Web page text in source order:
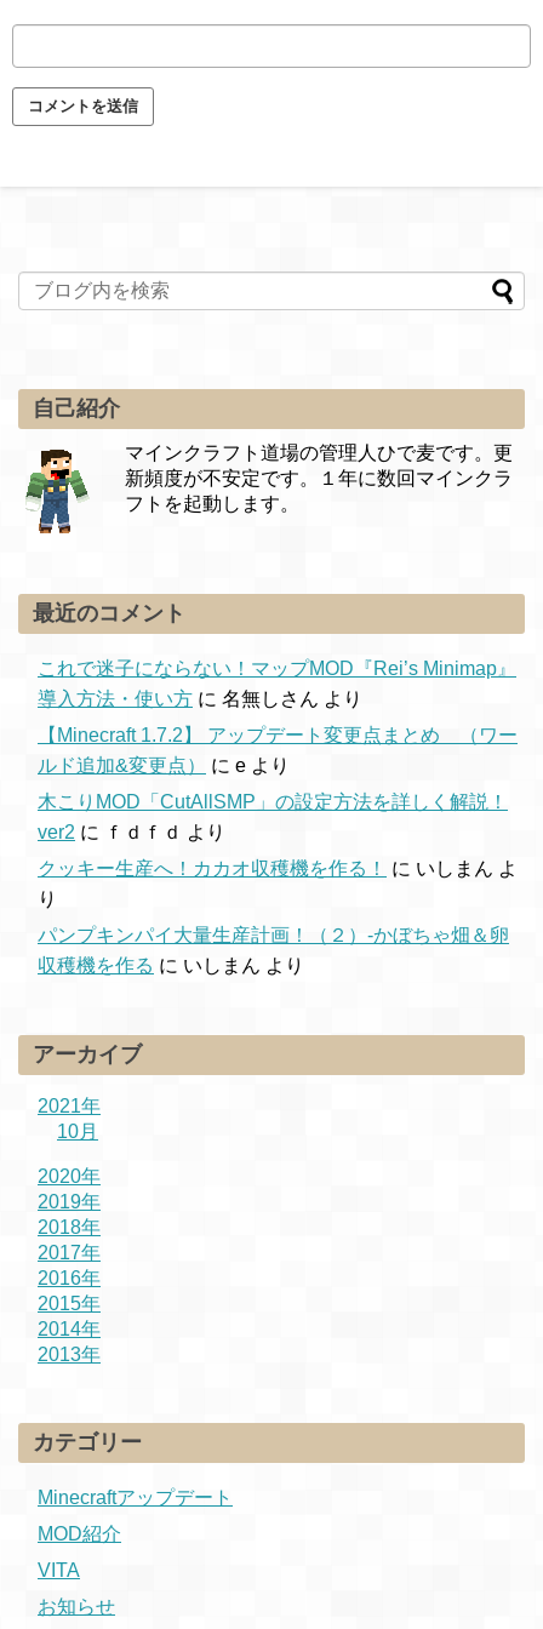
自己紹介
マインクラフト道場の管理人ひで麦です。更
新頻度が不安定です。１年に数回マインクラ
フトを起動します。
最近のコメント
これで迷子にならない！マップMOD『Rei’s Minimap』
導入方法・使い方 に 名無しさん より
【Minecraft 1.7.2】 アップデート変更点まとめ （ワー
ルド追加&変更点）
に e より
木こりMOD「CutAllSMP」の設定方法を詳しく解説！
ver2 に ｆｄｆｄ より
クッキー生産へ！カカオ収穫機を作る！
に いしまん よ
り
パンプキンパイ大量生産計画！（２）-かぼちゃ畑＆卵
収穫機を作る に いしまん より
アーカイブ
2021年
10月
2020年
2019年
2018年
2017年
2016年
2015年
2014年
2013年
カテゴリー
Minecraftアップデート
MOD紹介
VITA
お知らせ